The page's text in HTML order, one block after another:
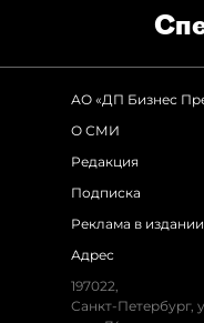
АО «ДП Бизнес
О СМИ
Редакция
Подписка
Реклама в издании
Адрес
197022,
Санкт-Петербург,